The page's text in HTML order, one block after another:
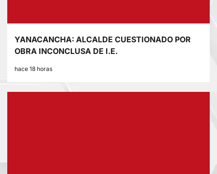
YANACANCHA: ALCALDE CUESTIONADO POR
OBRA INCONCLUSA DE I.E.
hace 18 horas